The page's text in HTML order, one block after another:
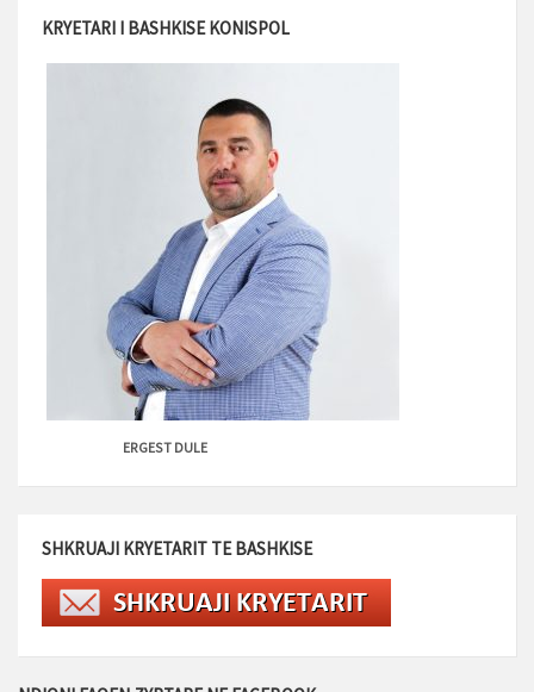
KRYETARI I BASHKISE KONISPOL
ERGEST DULE
SHKRUAJI KRYETARIT TE BASHKISE